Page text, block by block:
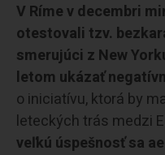
V Ríme v decembri
otestovali tzv.
smerujúci z New
letom ukázať
o iniciatívu, ktorá by
leteckých trás medzi
veľkú úspešnosť sa